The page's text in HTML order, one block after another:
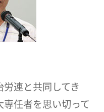
連と共同してき
任者を思い切って